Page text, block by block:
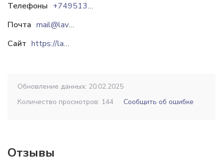
Телефоны
+74951345566
Почта
mail@laverna-xxi.ru
Сайт
https://laverna-xxi.ru
Обновление данных: 20.02.2025
Количество просмотров: 144
Сообщить об ошибке
Отзывы